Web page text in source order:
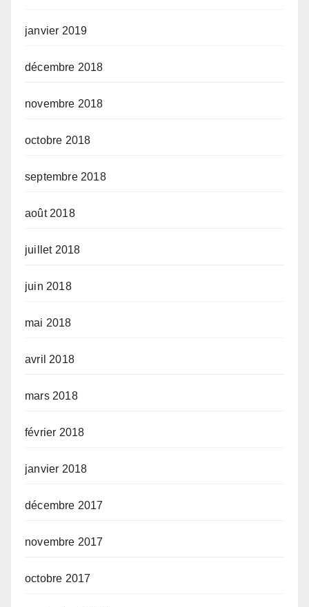
janvier 2019
décembre 2018
novembre 2018
octobre 2018
septembre 2018
août 2018
juillet 2018
juin 2018
mai 2018
avril 2018
mars 2018
février 2018
janvier 2018
décembre 2017
novembre 2017
octobre 2017